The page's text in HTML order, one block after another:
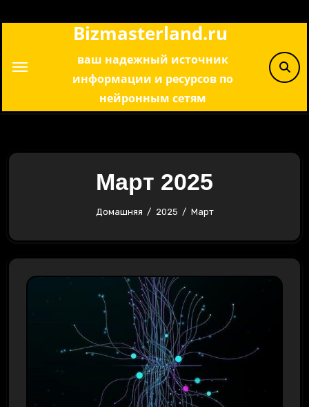
Bizmasterland.ru
ваш надежный источник
информации и ресурсов по
нейронным сетям
Март 2025
Домашняя 2025 Март